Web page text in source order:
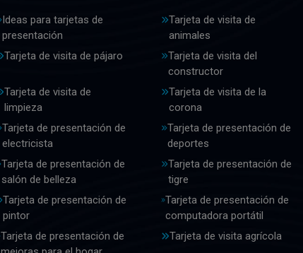
Ideas para tarjetas de
presentación
Tarjeta de visita de
animales
Tarjeta de visita de pájaro
Tarjeta de visita del
constructor
Tarjeta de visita de
limpieza
Tarjeta de visita de la
corona
Tarjeta de presentación de
electricista
Tarjeta de presentación de
deportes
Tarjeta de presentación de
salón de belleza
Tarjeta de presentación de
tigre
Tarjeta de presentación de
pintor
Tarjeta de presentación de
computadora portátil
Tarjeta de presentación de
Tarjeta de visita agrícola